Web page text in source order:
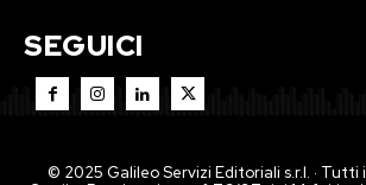
SEGUICI
© 2025 Galileo Servizi Editoriali s.r.l. · Tutti